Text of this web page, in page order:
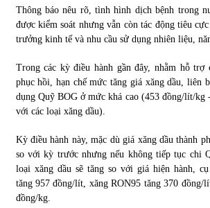
Top 10 xe bán chạy nhất tháng 9/
13/10/2021
Thông báo nêu rõ, tình hình dịch bệnh trong
được kiểm soát nhưng vẫn còn tác động tiêu
trưởng kinh tế và nhu cầu sử dụng nhiên liệu,
Trong các kỳ điều hành gần đây, nhằm hỗ trợ
phục hồi, hạn chế mức tăng giá xăng dầu, liên
dụng Quỹ BOG ở mức khá cao (453 đồng/lít/
với các loại xăng dầu).
Kỳ điều hành này, mặc dù giá xăng dầu thành
so với kỳ trước nhưng nếu không tiếp tục chi
loại xăng dầu sẽ tăng so với giá hiện hành,
tăng 957 đồng/lít, xăng RON95 tăng 370 đồng/
đồng/kg.